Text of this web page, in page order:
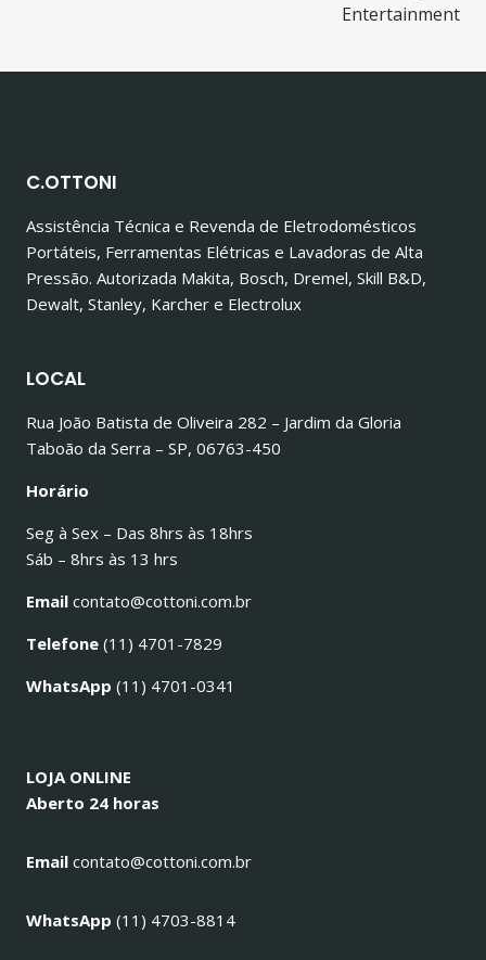
Entertainment
C.OTTONI
Assistência Técnica e Revenda de Eletrodomésticos
Portáteis, Ferramentas Elétricas e Lavadoras de Alta
Pressão. Autorizada Makita, Bosch, Dremel, Skill B&D,
Dewalt, Stanley, Karcher e Electrolux
LOCAL
Rua João Batista de Oliveira 282 – Jardim da Gloria
Taboão da Serra – SP, 06763-450
Horário
Seg à Sex – Das 8hrs às 18hrs
Sáb – 8hrs às 13 hrs
Email contato@cottoni.com.br
Telefone (11) 4701-7829
WhatsApp (11) 4701-0341
LOJA ONLINE
Aberto 24 horas
Email contato@cottoni.com.br
WhatsApp (11) 4703-8814